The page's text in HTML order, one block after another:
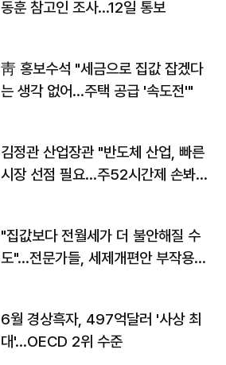
동훈 참고인 조사...12일 통보
靑 홍보수석 "세금으로 집값 잡겠다
는 생각 없어…주택 공급 '속도전'"
김정관 산업장관 "반도체 산업, 빠른
시장 선점 필요…주52시간제 손봐
"집값보다 전월세가 더 불안해질 수
도"…전문가들, 세제개편안 부작용
6월 경상흑자, 497억달러 '사상 최
대'…OECD 2위 수준